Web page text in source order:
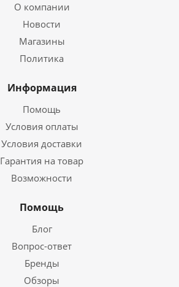
О компании
Новости
Магазины
Политика
Информация
Помощь
Условия оплаты
Условия доставки
Гарантия на товар
Возможности
Помощь
Блог
Вопрос-ответ
Бренды
Обзоры